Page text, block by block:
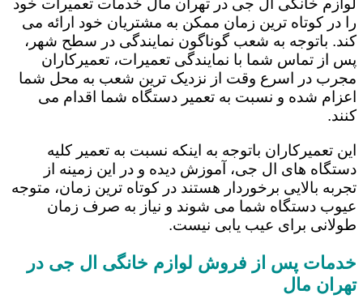
لوازم خانگی ال جی در تهران مال خدمات تعمیرات خود
را در کوتاه ترین زمان ممکن به مشتریان خود ارائه می
کند. باتوجه به شعب گوناگون نمایندگی در سطح شهر،
پس از تماس شما با نمایندگی تعمیرات، تعمیرکاران
مجرب در اسرع وقت از نزدیک ترین شعب به محل شما
اعزام شده و نسبت به تعمیر دستگاه شما اقدام می
کنند.
این تعمیرکاران باتوجه به اینکه نسبت به تعمیر کلیه
دستگاه های ال جی، آموزش دیده و در این زمینه از
تجربه بالایی برخوردار هستند در کوتاه ترین زمان، متوجه
عیوب دستگاه شما می شوند و نیاز به صرف زمان
طولانی برای عیب یابی نیست.
خدمات پس از فروش لوازم خانگی ال جی در
تهران مال